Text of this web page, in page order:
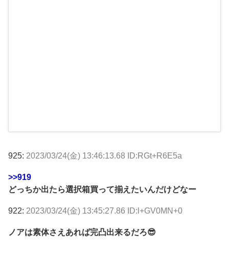
925: 2023/03/24(金) 13:46:13.68 ID:RGt+R6E5a
>>919
どっちか出たら選択箱買って揃えたいんだけどなー
922: 2023/03/24(金) 13:45:27.86 ID:l+GV0MN+0
ノアは素体さえあれば完凸出来るだろ😎